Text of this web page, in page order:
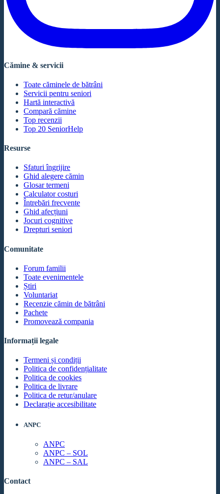
Cămine & servicii
Toate căminele de bătrâni
Servicii pentru seniori
Hartă interactivă
Compară cămine
Top recenzii
Top 20 SeniorHelp
Resurse
Sfaturi îngrijire
Ghid alegere cămin
Glosar termeni
Calculator costuri
Întrebări frecvente
Ghid afecțiuni
Jocuri cognitive
Drepturi seniori
Comunitate
Forum familii
Toate evenimentele
Știri
Voluntariat
Recenzie cămin de bătrâni
Pachete
Promovează compania
Informații legale
Termeni și condiții
Politica de confidențialitate
Politica de cookies
Politica de livrare
Politica de retur/anulare
Declarație accesibilitate
ANPC
ANPC
ANPC – SOL
ANPC – SAL
Contact